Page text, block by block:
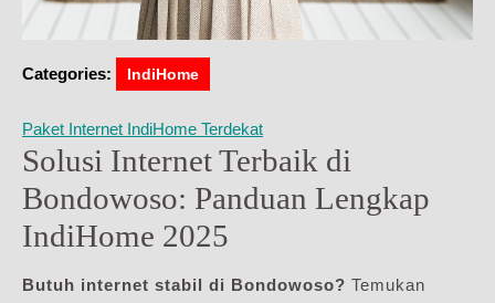
Categories: IndiHome
Paket Internet IndiHome Terdekat
Solusi Internet Terbaik di
Bondowoso: Panduan Lengkap
IndiHome 2025
Butuh internet stabil di Bondowoso? Temukan